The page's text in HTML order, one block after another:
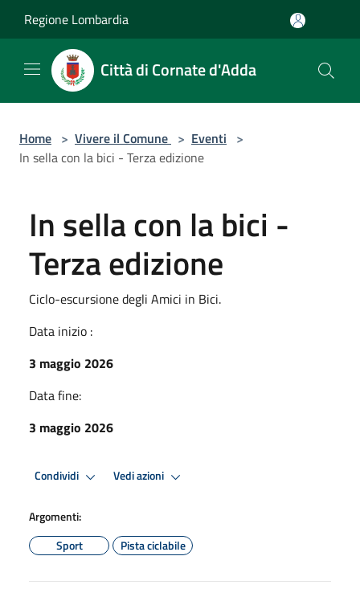
Regione Lombardia
Città di Cornate d'Adda
Home > Vivere il Comune > Eventi >
In sella con la bici - Terza edizione
In sella con la bici -
Terza edizione
Ciclo-escursione degli Amici in Bici.
Data inizio :
3 maggio 2026
Data fine:
3 maggio 2026
Condividi Vedi azioni
Argomenti:
Sport
Pista ciclabile